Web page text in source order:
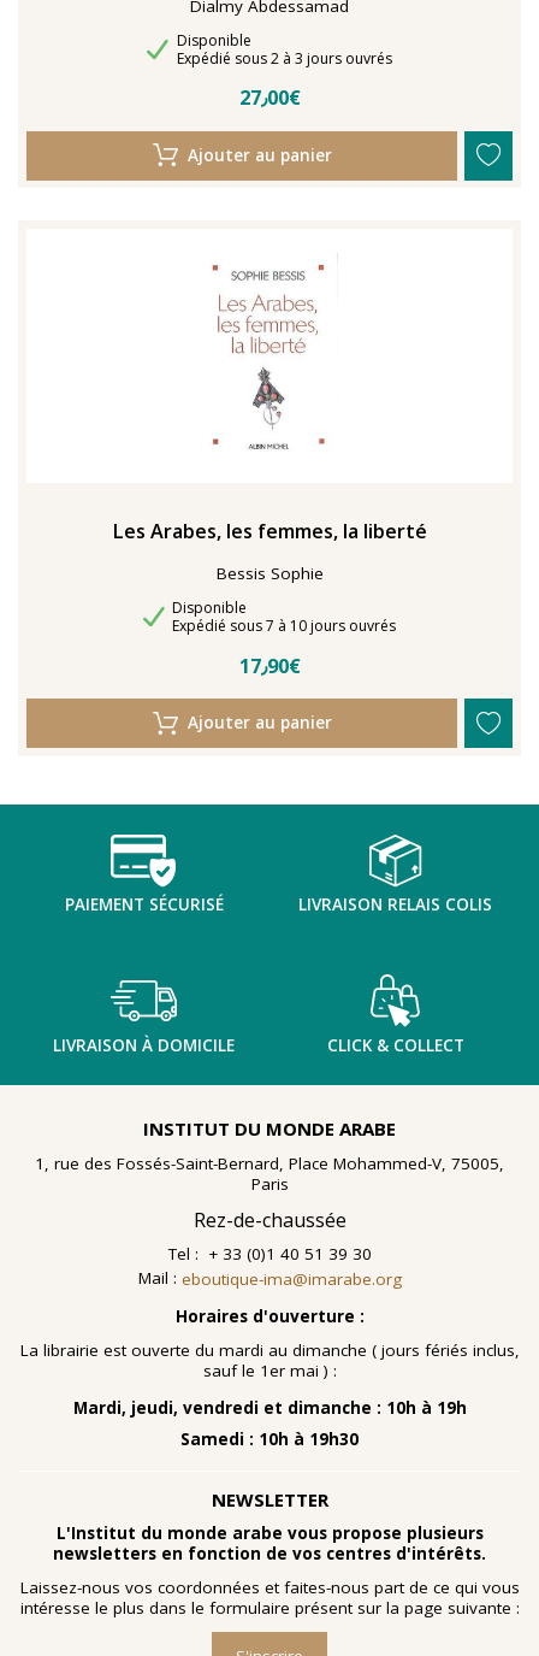
Dialmy Abdessamad
Disponibilité
Disponible
Délais de livraison
Expédié sous 2 à 3 jours ouvrés
27٫00€
Ajouter au panier
Les Arabes, les femmes, la liberté
Bessis Sophie
Disponibilité
Disponible
Délais de livraison
Expédié sous 7 à 10 jours ouvrés
17٫90€
Ajouter au panier
PAIEMENT SÉCURISÉ LIVRAISON RELAIS COLIS
LIVRAISON À DOMICILE CLICK & COLLECT
INSTITUT DU MONDE ARABE
1, rue des Fossés-Saint-Bernard, Place Mohammed-V, 75005,
Paris
Rez-de-chaussée
Tel : + 33 (0)1 40 51 39 30
Mail : eboutique-ima@imarabe.org
Horaires d'ouverture :
La librairie est ouverte du mardi au dimanche ( jours fériés inclus,
sauf le 1er mai ) :
Mardi, jeudi, vendredi et dimanche : 10h à 19h
Samedi : 10h à 19h30
NEWSLETTER
L'Institut du monde arabe vous propose plusieurs
newsletters en fonction de vos centres d'intérêts.
Laissez-nous vos coordonnées et faites-nous part de ce qui vous
intéresse le plus dans le formulaire présent sur la page suivante :